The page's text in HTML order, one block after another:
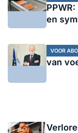
en
VOOR
van